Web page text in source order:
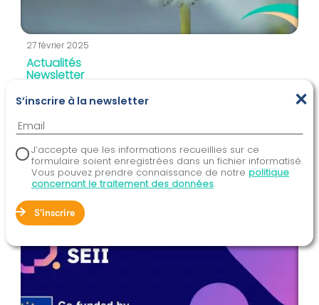
27 février 2025
Actualités
Newsletter
Newsletter février 2025
Newsletter ScaleChanger : partenariat avec la
Fondation des Femmes et vérification People &
Planet First ouverte....
×
S’inscrire à la newsletter
J’accepte que les informations recueillies sur ce
formulaire soient enregistrées dans un fichier informatisé.
Vous pouvez prendre connaissance de notre politique
concernant le traitement des données.
S'inscrire